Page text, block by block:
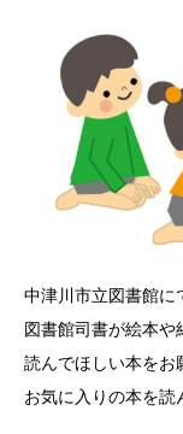
中津川市立図書館
図書館司書が絵本や
読んでほしい本をお
お気に入りの本を読